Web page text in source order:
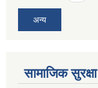
अन्य
सामाजिक सुरक्षा